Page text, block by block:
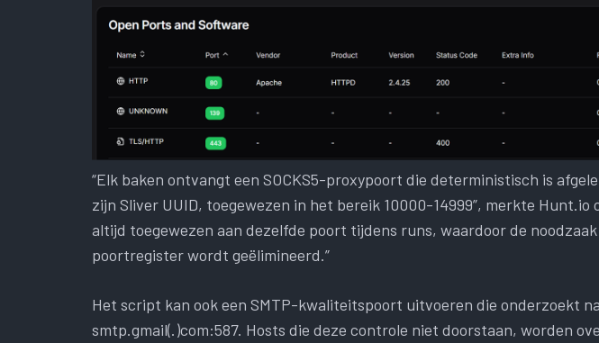
“Elk baken ontvangt een SOCKS5-proxypoort die deterministisch is
zijn Sliver UUID, toegewezen in het bereik 10000-14999”, merkte Hunt.io
altijd toegewezen aan dezelfde poort tijdens runs, waardoor de noodzaak
poortregister wordt geëlimineerd.”
Het script kan ook een SMTP-kwaliteitspoort uitvoeren die onderzoekt
smtp.gmail(.)com:587. Hosts die deze controle niet doorstaan, worden